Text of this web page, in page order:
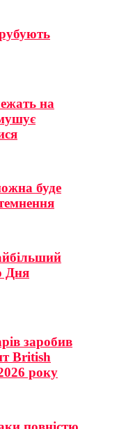
на
буде
Дня
заробив
British
року